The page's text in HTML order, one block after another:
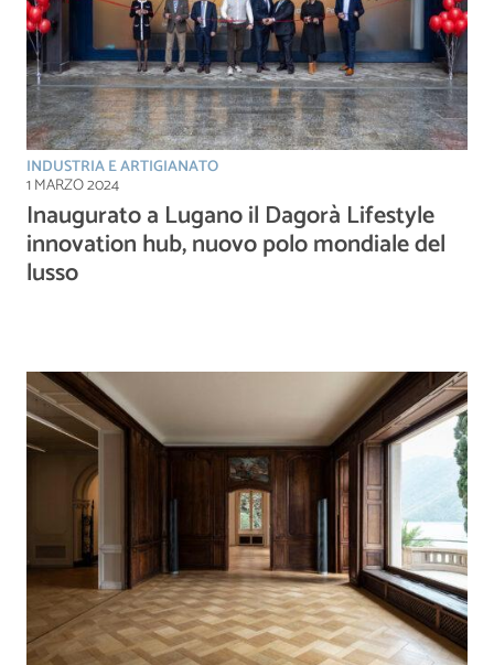
INDUSTRIA E ARTIGIANATO
1 MARZO 2024
Inaugurato a Lugano il Dagorà Lifestyle
innovation hub, nuovo polo mondiale del
lusso